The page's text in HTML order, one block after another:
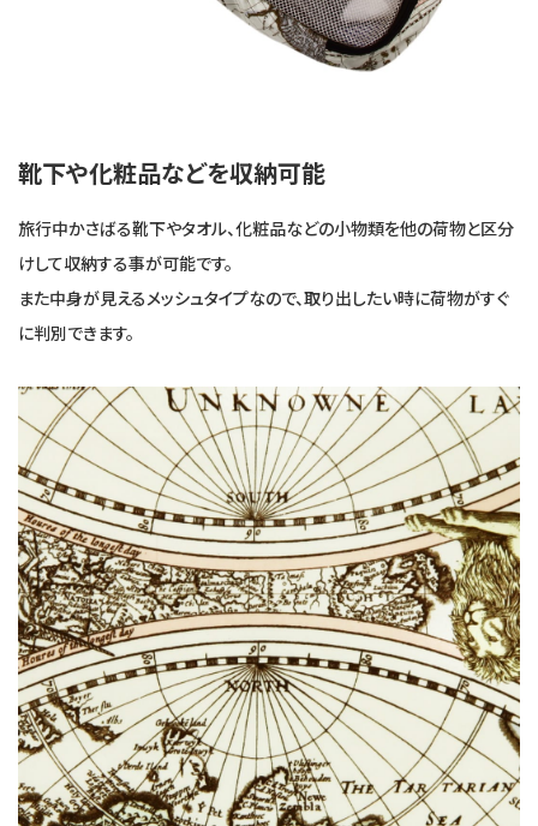
靴下や化粧品などを収納可能
旅行中かさばる靴下やタオル、化粧品などの小物類を他の荷物と区分
けして収納する事が可能です。
また中身が見えるメッシュタイプなので、取り出したい時に荷物がすぐ
に判別できます。